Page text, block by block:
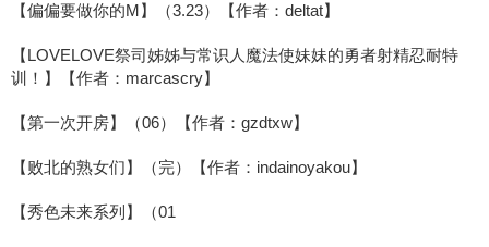
【偏偏要做你的M】（3.23）【作者：deltat】
【LOVELOVE祭司姊姊与常识人魔法使妹妹的勇者射精忍耐特
训！】【作者：marcascry】
【第一次开房】（06）【作者：gzdtxw】
【败北的熟女们】（完）【作者：indainoyakou】
【秀色未来系列】（01